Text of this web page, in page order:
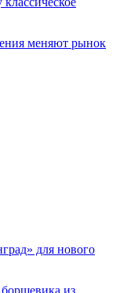
меняют рынок
для нового
из